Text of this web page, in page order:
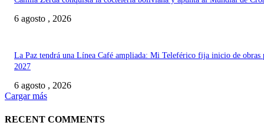
6 agosto , 2026
La Paz tendrá una Línea Café ampliada: Mi Teleférico fija inicio de obras
2027
6 agosto , 2026
Cargar más
RECENT COMMENTS